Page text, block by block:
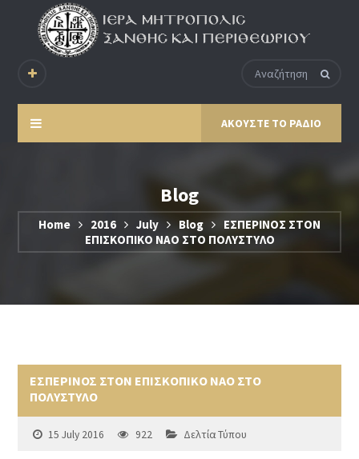
ΑΚΟΥΣΤΕ ΤΟ ΡΑΔΙΟ
Blog
Home 2016 July Blog
ΕΣΠΕΡΙΝΟΣ ΣΤΟΝ
ΕΠΙΣΚΟΠΙΚΟ ΝΑΟ ΣΤΟ ΠΟΛΥΣΤΥΛΟ
ΕΣΠΕΡΙΝΟΣ ΣΤΟΝ ΕΠΙΣΚΟΠΙΚΟ ΝΑΟ ΣΤΟ
ΠΟΛΥΣΤΥΛΟ
15 July 2016 922 Δελτία Τύπου